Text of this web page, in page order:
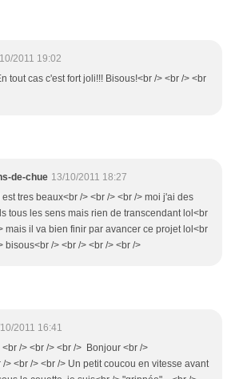
2011 19:02
tout cas c'est fort joli!!! Bisous!<br /> <br /> <br
de-chue 13/10/2011 18:27
est tres beaux<br /> <br /> <br /> moi j'ai des
tous les sens mais rien de transcendant lol<br
mais il va bien finir par avancer ce projet lol<br
bisous<br /> <br /> <br /> <br />
2011 16:41
/> <br /> <br /> Bonjour <br />
> <br /> <br /> Un petit coucou en vitesse avant